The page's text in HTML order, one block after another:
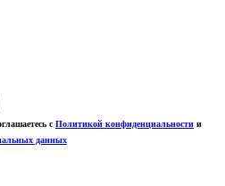
с Политикой конфиденциальности и
данных